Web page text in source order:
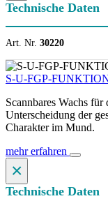
Technische Daten
Art. Nr. 30220
S-U-FGP-
Scannbares Wachs
Unterscheidung der
Charakter im Mund.
mehr erfahren
×
Technische Daten